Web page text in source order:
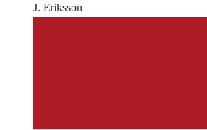
J. Eriksson